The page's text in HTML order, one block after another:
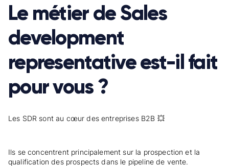
Le métier de Sales
development
representative est-il fait
pour vous ?
Les SDR sont au cœur des entreprises B2B 💥
Ils se concentrent principalement sur la prospection et la
qualification des prospects dans le pipeline de vente.